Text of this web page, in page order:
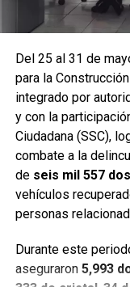
Entre las acciones
relevantes en
narcóticos,
aprehensión contra
Del 25 al 31 de
para la
integrado por
y con la
Ciudadana (SSC),
combate a la
de seis mil 557
vehículos
personas
Durante este
aseguraron 5,993